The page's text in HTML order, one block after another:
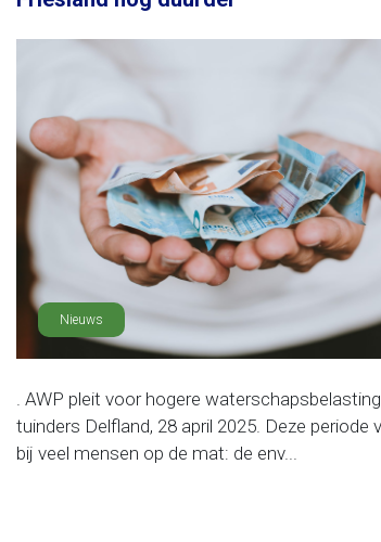
Nieuws
. AWP pleit voor hogere
tuinders Delfland, 28 april 2025. Deze periode
bij veel mensen op de mat: de env...